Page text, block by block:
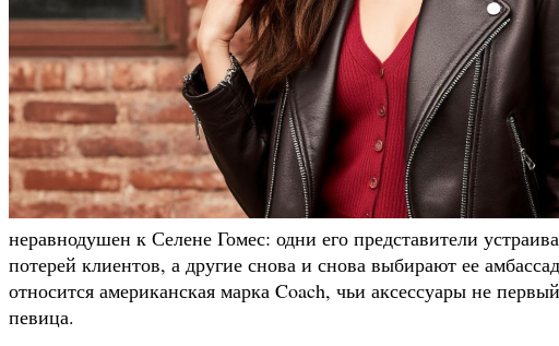
неравнодушен к Селене Гомес: одни его представители
потерей клиентов, а другие снова и снова выбирают ее
относится американская марка Coach, чьи аксессуары не
певица.